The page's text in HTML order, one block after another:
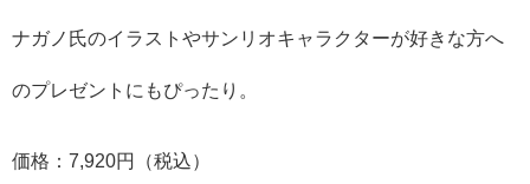
ナガノ氏のイラストやサンリオキャラクターが好きな方へ
のプレゼントにもぴったり。
価格：7,920円（税込）